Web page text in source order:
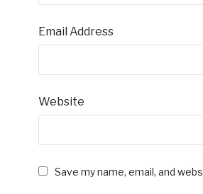
Email Address
Website
Save my name, email, and